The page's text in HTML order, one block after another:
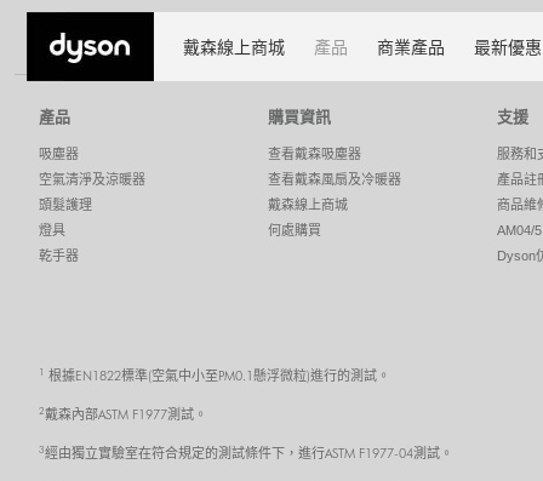
戴森線上商城 產品 商業產品 最新優惠
Fans and heaters Dyson 空氣清淨機 pure hot cool
產品
吸塵器
空氣清淨及涼暖器
頭髮護理
燈具
乾手器
購買資訊
查看戴森吸塵器
查看戴森風扇及冷暖器
戴森線上商城
何處購買
支援
服務和
產品註
商品維
AM04/
Dyson
1 根據EN1822標準(空氣中小至PM0.1懸浮微粒)進行的測試。
2戴森內部ASTM F1977測試。
3經由獨立實驗室在符合規定的測試條件下，進行ASTM F1977-04測試。